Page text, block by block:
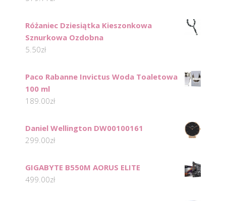
Różaniec Dziesiątka Kieszonkowa
Sznurkowa Ozdobna
5.50zł
Paco Rabanne Invictus Woda Toaletowa
100 ml
189.00zł
Daniel Wellington DW00100161
299.00zł
GIGABYTE B550M AORUS ELITE
499.00zł